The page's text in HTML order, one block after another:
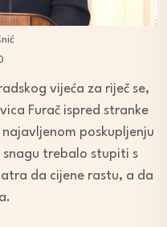
vijeća za riječ se,
Furač ispred stranke
poskupljenju
snagu trebalo stupiti s
da cijene rastu, a da